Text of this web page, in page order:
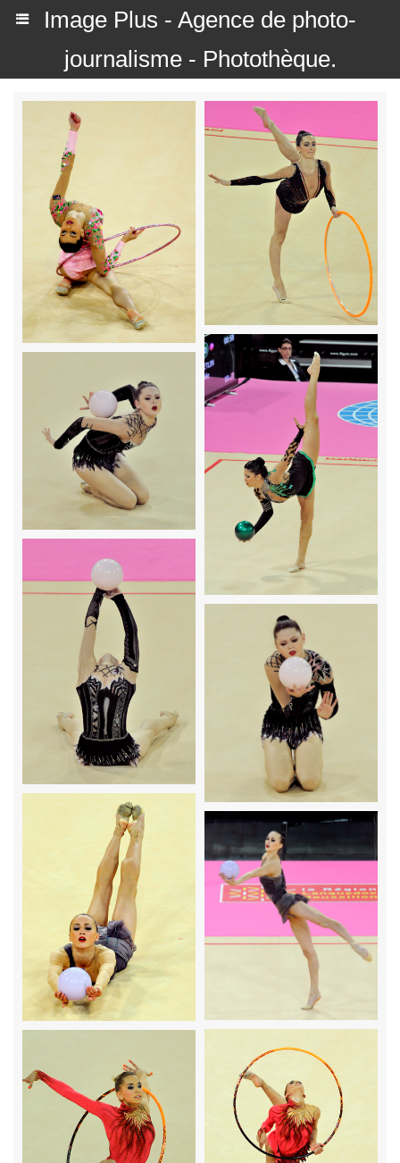
Image Plus - Agence de photo-
journalisme - Photothèque.